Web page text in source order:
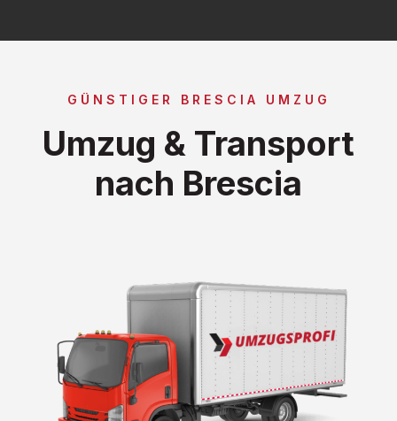
GÜNSTIGER BRESCIA UMZUG
Umzug & Transport
nach Brescia